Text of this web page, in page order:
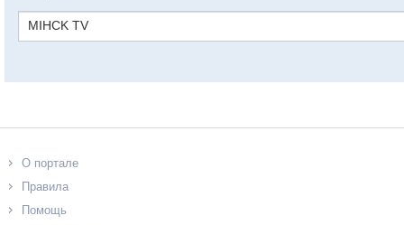
MIHCK TV
О портале
Правила
Помощь